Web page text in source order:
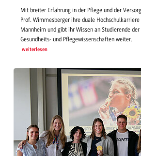
Mit breiter Erfahrung in der Pflege und der
Prof. Wimmesberger ihre duale Hochschulkarriere
Mannheim und gibt ihr Wissen an Studierende
Gesundheits- und Pflegewissenschaften weiter.
weiterlesen